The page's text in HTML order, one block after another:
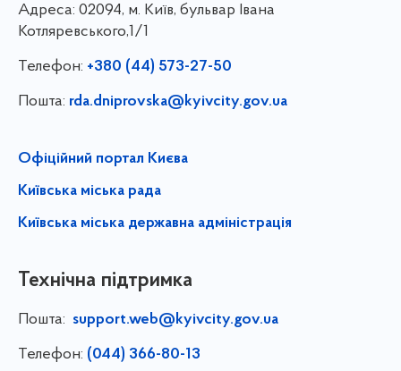
Адреса: 02094, м. Київ, бульвар Івана
Котляревського,1/1
Телефон: +380 (44) 573-27-50
Пошта: rda.dniprovska@kyivcity.gov.ua
Офіційний портал Києва
Київська міська рада
Київська міська державна адміністрація
Технічна підтримка
Пошта: support.web@kyivcity.gov.ua
Телефон: (044) 366-80-13